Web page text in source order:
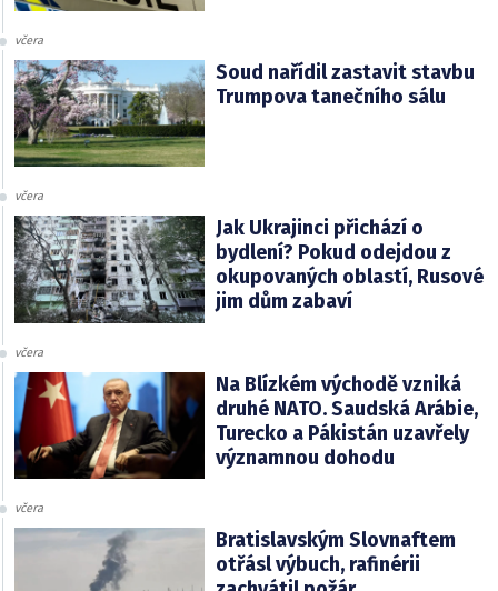
včera
Soud nařídil zastavit stavbu
Trumpova tanečního sálu
včera
Jak Ukrajinci přichází o
bydlení? Pokud odejdou z
okupovaných oblastí, Rusové
jim dům zabaví
včera
Na Blízkém východě vzniká
druhé NATO. Saudská Arábie,
Turecko a Pákistán uzavřely
významnou dohodu
včera
Bratislavským Slovnaftem
otřásl výbuch, rafinérii